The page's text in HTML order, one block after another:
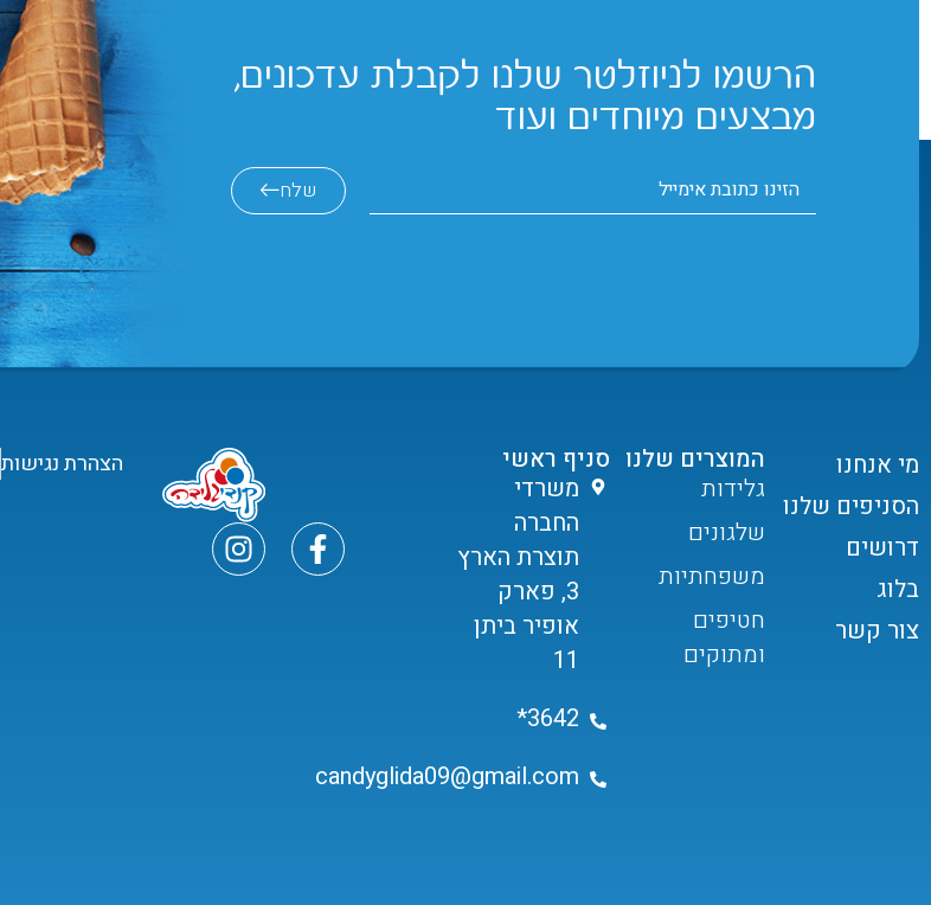
הרשמו לניוזלטר שלנו לקבלת עדכונים,
מבצעים מיוחדים ועוד
שלח
מי אנחנו
הסניפים שלנו
דרושים
בלוג
צור קשר
המוצרים שלנו
גלידות
שלגונים
משפחתיות
חטיפים
ומתוקים
סניף ראשי
משרדי
החברה
תוצרת הארץ
3, פארק
אופיר ביתן
11
3642*
candyglida09@gmail.com
הצהרת נגישות